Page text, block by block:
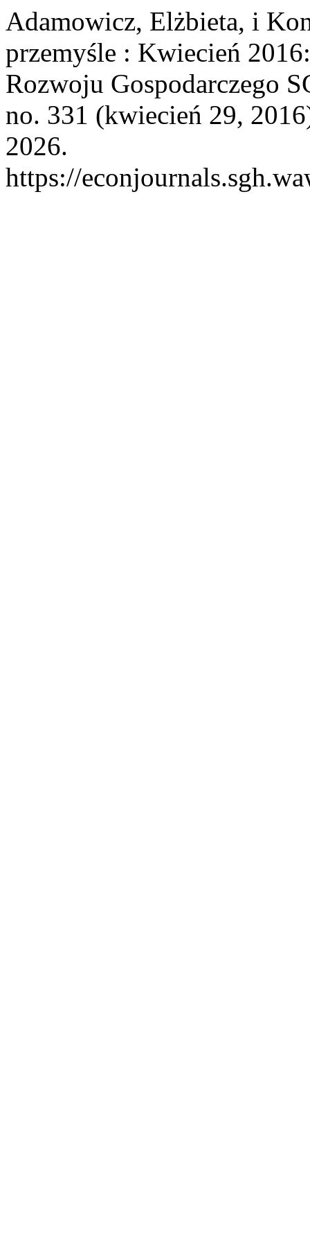
Adamowicz, Elżbieta, i
przemyśle : Kwiecień
Rozwoju Gospodarczego
no. 331 (kwiecień 29,
2026.
https://